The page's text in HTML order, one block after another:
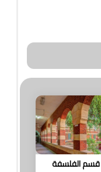
قسم الفلسفة